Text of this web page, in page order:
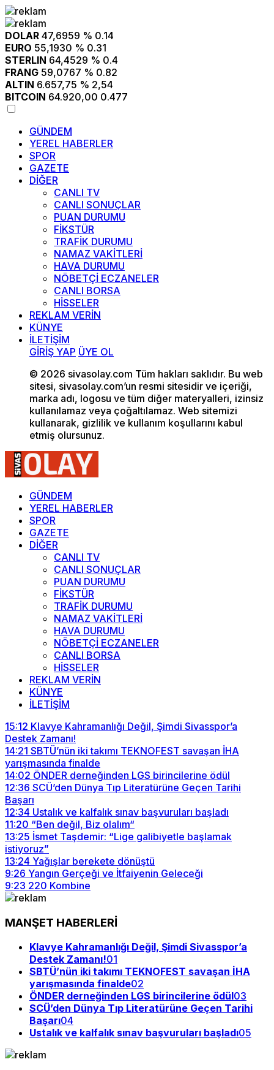
DOLAR 47,6959 % 0.14
EURO 55,1930 % 0.31
STERLIN 64,4529 % 0.4
FRANG 59,0767 % 0.82
ALTIN 6.657,75 % 2,54
BITCOIN 64.920,00 0.477
GÜNDEM
YEREL HABERLER
SPOR
GAZETE
DİĞER
CANLI TV
CANLI SONUÇLAR
PUAN DURUMU
FİKSTÜR
TRAFİK DURUMU
NAMAZ VAKİTLERİ
HAVA DURUMU
NÖBETÇİ ECZANELER
CANLI BORSA
HİSSELER
REKLAM VERİN
KÜNYE
İLETİŞİM
GİRİŞ YAP ÜYE OL
© 2026 sivasolay.com Tüm hakları saklıdır. Bu web
sitesi, sivasolay.com’un resmi sitesidir ve içeriği,
marka adı, logosu ve tüm diğer materyalleri, izinsiz
kullanılamaz veya çoğaltılamaz. Web sitemizi
kullanarak, gizlilik ve kullanım koşullarını kabul
etmiş olursunuz.
GÜNDEM
YEREL HABERLER
SPOR
GAZETE
DİĞER
CANLI TV
CANLI SONUÇLAR
PUAN DURUMU
FİKSTÜR
TRAFİK DURUMU
NAMAZ VAKİTLERİ
HAVA DURUMU
NÖBETÇİ ECZANELER
CANLI BORSA
HİSSELER
REKLAM VERİN
KÜNYE
İLETİŞİM
15:12 Klavye Kahramanlığı Değil, Şimdi Sivasspor’a
Destek Zamanı!
14:21 SBTÜ’nün iki takımı TEKNOFEST savaşan İHA
yarışmasında finalde
14:02 ÖNDER derneğinden LGS birincilerine ödül
12:36 SCÜ’den Dünya Tıp Literatürüne Geçen Tarihi
Başarı
12:34 Ustalık ve kalfalık sınav başvuruları başladı
11:20 “Ben değil, Biz olalım“
13:25 İsmet Taşdemir: “Lige galibiyetle başlamak
istiyoruz”
13:24 Yağışlar berekete dönüştü
9:26 Yangın Gerçeği ve İtfaiyenin Geleceği
9:23 220 Kombine
MANŞET HABERLERİ
Klavye Kahramanlığı Değil, Şimdi Sivasspor’a
Destek Zamanı!01
SBTÜ’nün iki takımı TEKNOFEST savaşan İHA
yarışmasında finalde02
ÖNDER derneğinden LGS birincilerine ödül03
SCÜ’den Dünya Tıp Literatürüne Geçen Tarihi
Başarı04
Ustalık ve kalfalık sınav başvuruları başladı05